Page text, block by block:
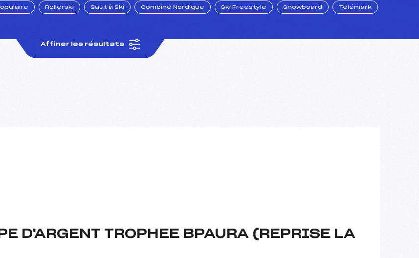
Rollerski Saut à Ski Combiné Nordique Ski Freestyle Snowboard Télémark
Affiner les résultats
D'ARGENT TROPHEE BPAURA (REPRISE LA